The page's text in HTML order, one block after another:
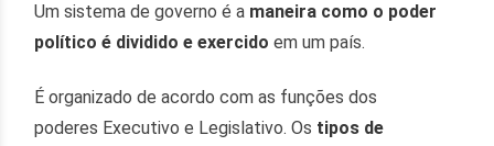
Um sistema de governo é a maneira como o poder
político é dividido e exercido em um país.
É organizado de acordo com as funções dos
poderes Executivo e Legislativo. Os tipos de